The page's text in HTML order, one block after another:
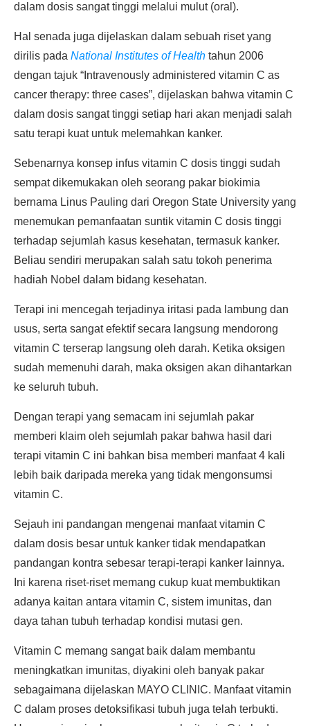
dalam dosis sangat tinggi melalui mulut (oral).
Hal senada juga dijelaskan dalam sebuah riset yang
dirilis pada National Institutes of Health tahun 2006
dengan tajuk “Intravenously administered vitamin C as
cancer therapy: three cases”, dijelaskan bahwa vitamin C
dalam dosis sangat tinggi setiap hari akan menjadi salah
satu terapi kuat untuk melemahkan kanker.
Sebenarnya konsep infus vitamin C dosis tinggi sudah
sempat dikemukakan oleh seorang pakar biokimia
bernama Linus Pauling dari Oregon State University yang
menemukan pemanfaatan suntik vitamin C dosis tinggi
terhadap sejumlah kasus kesehatan, termasuk kanker.
Beliau sendiri merupakan salah satu tokoh penerima
hadiah Nobel dalam bidang kesehatan.
Terapi ini mencegah terjadinya iritasi pada lambung dan
usus, serta sangat efektif secara langsung mendorong
vitamin C terserap langsung oleh darah. Ketika oksigen
sudah memenuhi darah, maka oksigen akan dihantarkan
ke seluruh tubuh.
Dengan terapi yang semacam ini sejumlah pakar
memberi klaim oleh sejumlah pakar bahwa hasil dari
terapi vitamin C ini bahkan bisa memberi manfaat 4 kali
lebih baik daripada mereka yang tidak mengonsumsi
vitamin C.
Sejauh ini pandangan mengenai manfaat vitamin C
dalam dosis besar untuk kanker tidak mendapatkan
pandangan kontra sebesar terapi-terapi kanker lainnya.
Ini karena riset-riset memang cukup kuat membuktikan
adanya kaitan antara vitamin C, sistem imunitas, dan
daya tahan tubuh terhadap kondisi mutasi gen.
Vitamin C memang sangat baik dalam membantu
meningkatkan imunitas, diyakini oleh banyak pakar
sebagaimana dijelaskan MAYO CLINIC. Manfaat vitamin
C dalam proses detoksifikasi tubuh juga telah terbukti.